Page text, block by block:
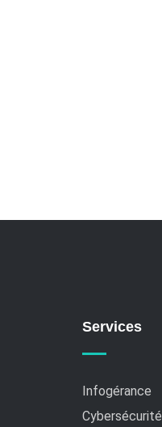
Services
Infogérance
Cybersécurité